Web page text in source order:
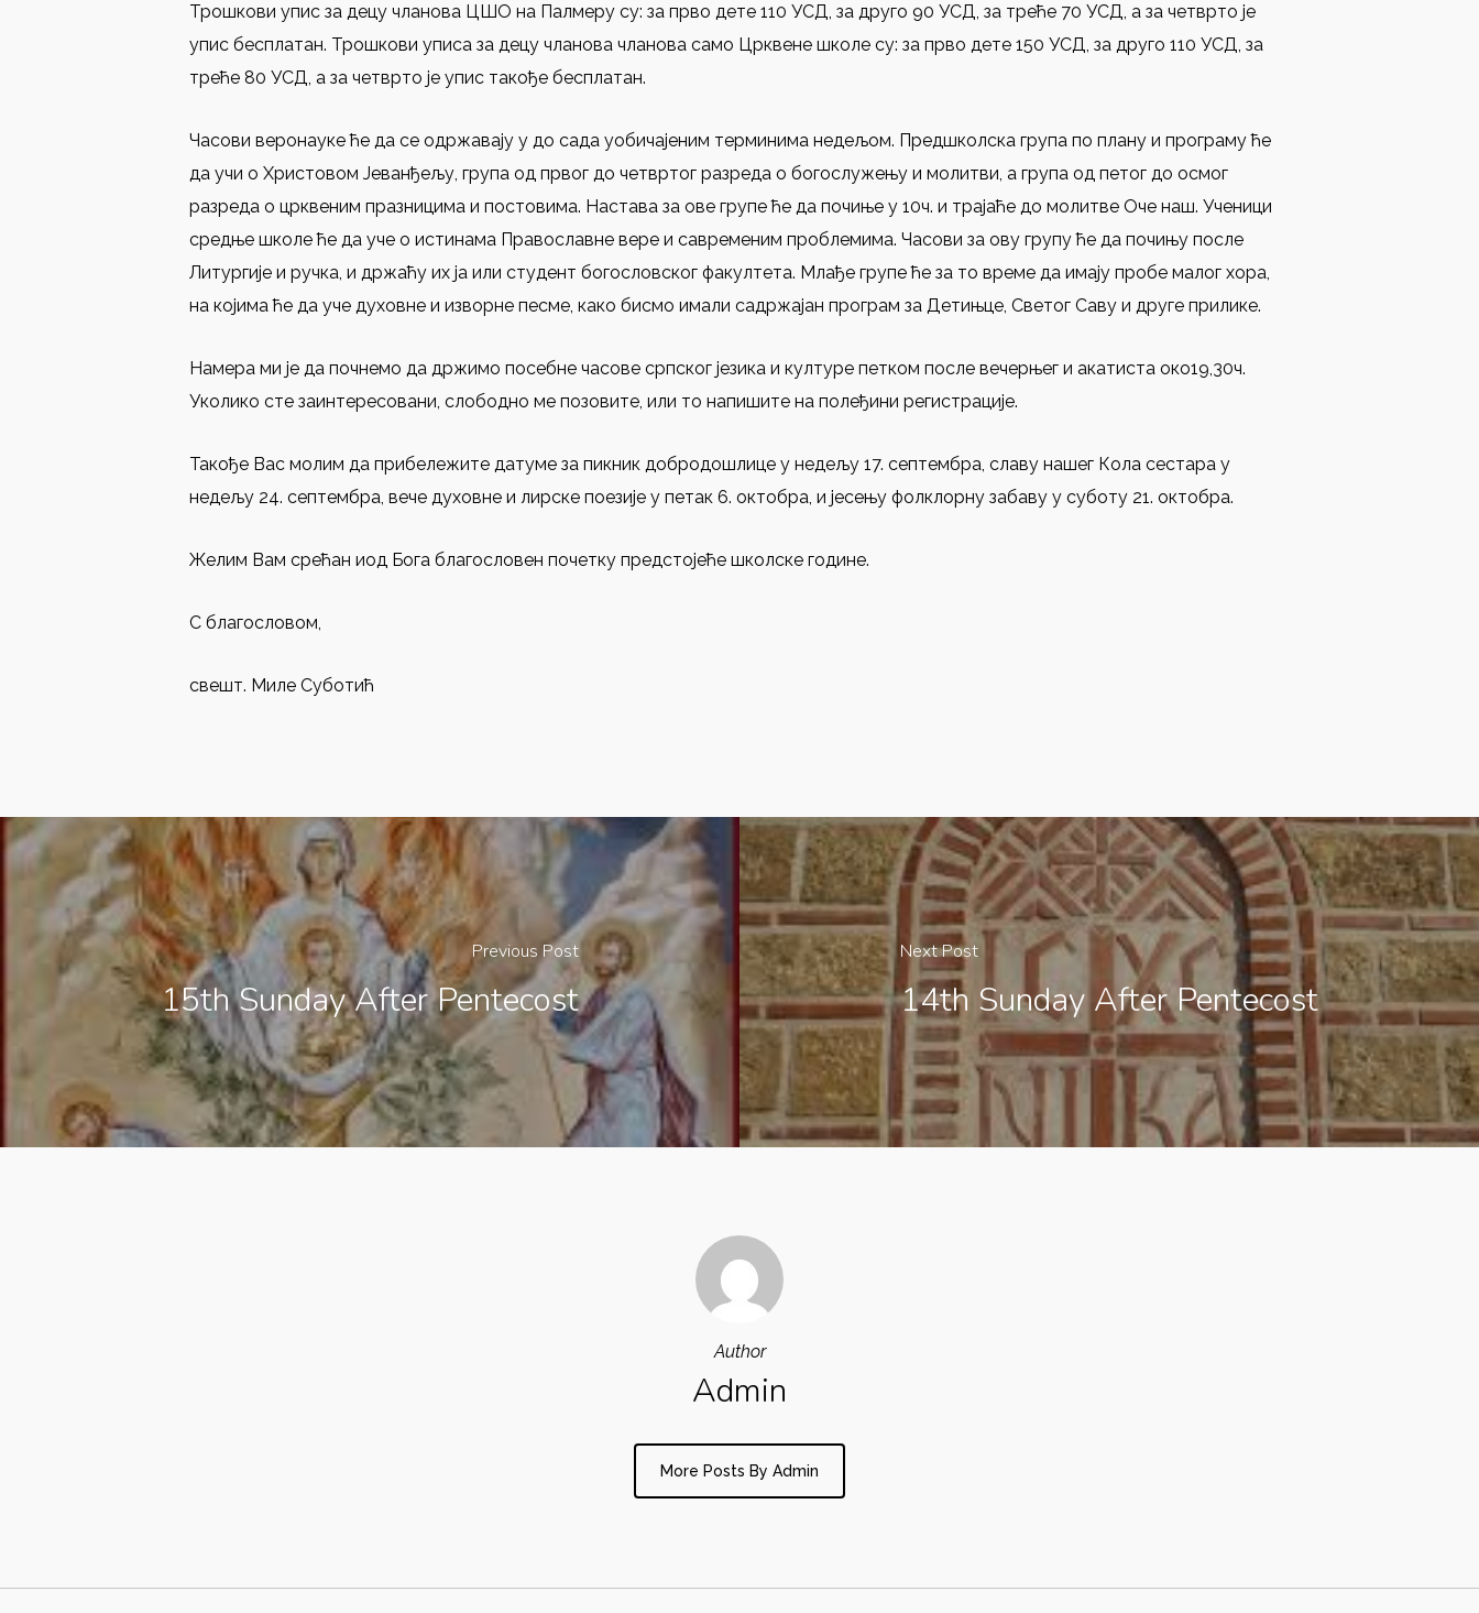
Трошкови упис за децу чланова ЦШО на Палмеру су: за прво дете 110 УСД, за друго 90 УСД, за треће 70 УСД, а за четврто је
упис бесплатан. Трошкови уписа за децу чланова чланова само Црквене школе су: за прво дете 150 УСД, за друго 110 УСД, за
треће 80 УСД, а за четврто је упис такође бесплатан.
Часови веронауке ће да се одржавају у до сада уобичајеним терминима недељом. Предшколска група по плану и програму ће
да учи о Христовом Јеванђељу, група од првог до четвртог разреда о богослужењу и молитви, а група од петог до осмог
разреда о црквеним празницима и постовима. Настава за ове групе ће да почиње у 10ч. и трајаће до молитве Оче наш. Ученици
средње школе ће да уче о истинама Православне вере и савременим проблемима. Часови за ову групу ће да почињу после
Литургије и ручка, и држаћу их ја или студент богословског факултета. Млађе групе ће за то време да имају пробе малог хора,
на којима ће да уче духовне и изворне песме, како бисмо имали садржајан програм за Детињце, Светог Саву и друге прилике.
Намера ми је да почнемо да држимо посебне часове српског језика и културе петком после вечерњег и акатиста око19,30ч.
Уколико сте заинтересовани, слободно ме позовите, или то напишите на полеђини регистрације.
Такође Вас молим да прибележите датуме за пикник добродошлице у недељу 17. септембра, славу нашег Кола сестара у
недељу 24. септембра, вече духовне и лирске поезије у петак 6. октобра, и јесењу фолклорну забаву у суботу 21. октобра.
Желим Вам срећан иод Бога благословен почетку предстојеће школске године.
С благословом,
свешт. Миле Суботић
Previous Post
15th Sunday After Pentecost
Next Post
14th Sunday After Pentecost
Author
Admin
More Posts By Admin